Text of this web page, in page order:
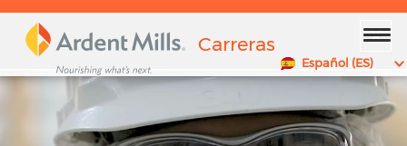
x
Carreras
Español (ES)